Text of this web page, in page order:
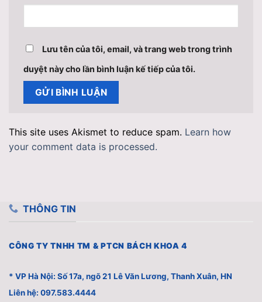
Lưu tên của tôi, email, và trang web trong trình
duyệt này cho lần bình luận kế tiếp của tôi.
This site uses Akismet to reduce spam. Learn how
your comment data is processed.
THÔNG TIN
CÔNG TY TNHH TM & PTCN BÁCH KHOA 4
* VP Hà Nội: Số 17a, ngõ 21 Lê Văn Lương, Thanh Xuân, HN
Liên hệ: 097.583.4444